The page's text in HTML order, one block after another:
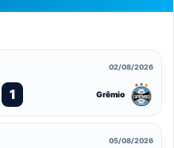
02/08/2026
1 Grêmio
05/08/2026